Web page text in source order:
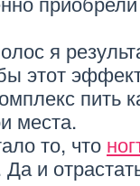
я
этот
пить
места.
то, что
и